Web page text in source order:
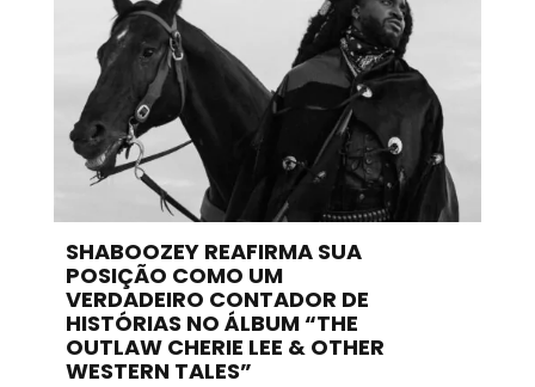
SHABOOZEY REAFIRMA SUA
POSIÇÃO COMO UM
VERDADEIRO CONTADOR DE
HISTÓRIAS NO ÁLBUM “THE
OUTLAW CHERIE LEE & OTHER
WESTERN TALES”